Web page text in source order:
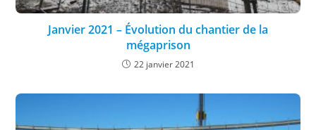
Janvier 2021 – Évolution du chantier de la
mégaprison
22 janvier 2021